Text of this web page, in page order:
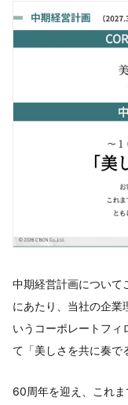
中期経営計画について
にあたり、当社の企業
いうコーポレートフィ
て「美しさを共に奏で
60周年を迎え、これ